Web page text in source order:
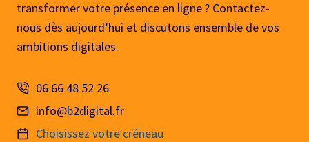
transformer votre présence en ligne ? Contactez-
nous dès aujourd’hui et discutons ensemble de vos
ambitions digitales.
06 66 48 52 26
info@b2digital.fr
Choisissez votre créneau